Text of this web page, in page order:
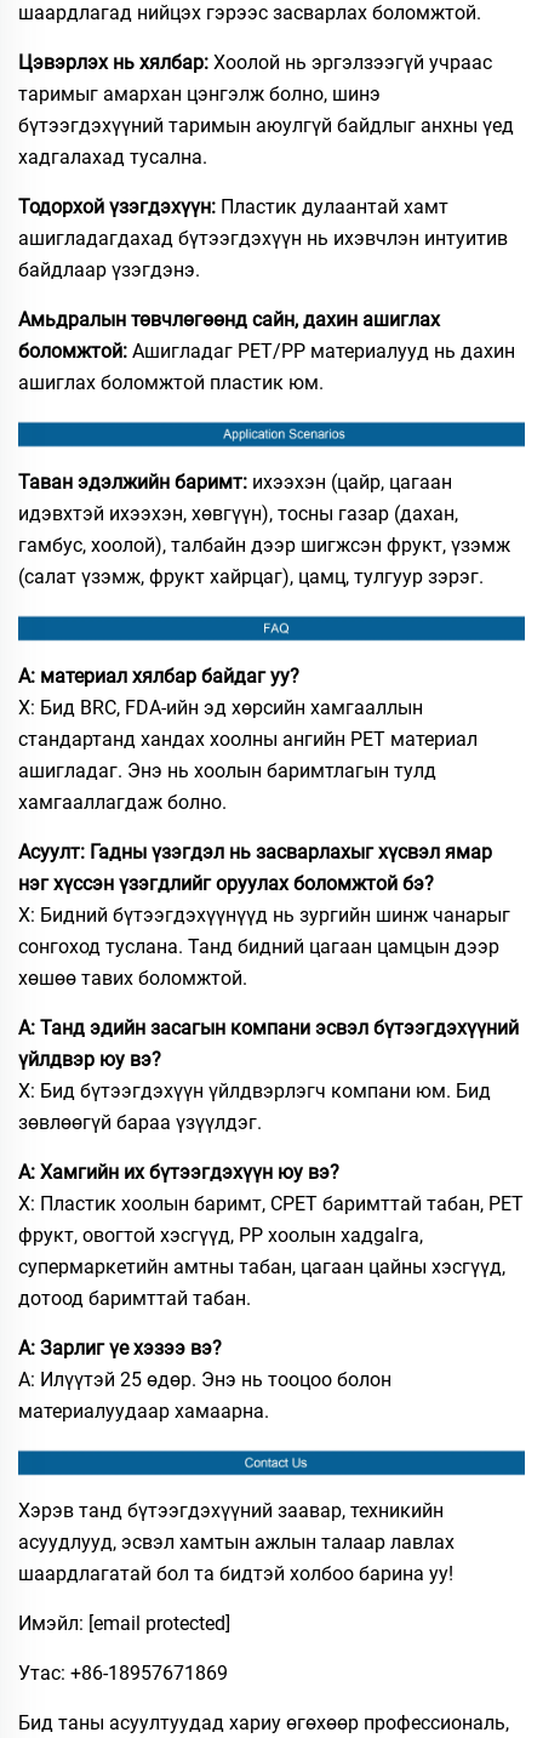
шаардлагад нийцэх гэрээс засварлах боломжтой.
Цэвэрлэх нь хялбар: Хоолой нь эргэлзээгүй учраас
таримыг амархан цэнгэлж болно, шинэ
бүтээгдэхүүний таримын аюулгүй байдлыг анхны үед
хадгалахад тусална.
Тодорхой үзэгдэхүүн: Пластик дулаантай хамт
ашигладагдахад бүтээгдэхүүн нь ихэвчлэн интуитив
байдлаар үзэгдэнэ.
Амьдралын төвчлөгөөнд сайн, дахин ашиглах
боломжтой: Ашигладаг PET/PP материалууд нь дахин
ашиглах боломжтой пластик юм.
Таван эдэлжийн баримт: ихээхэн (цайр, цагаан
идэвхтэй ихээхэн, хөвгүүн), тосны газар (дахан,
гамбус, хоолой), талбайн дээр шигжсэн фрукт, үзэмж
(салат үзэмж, фрукт хайрцаг), цамц, тулгуур зэрэг.
А: материал хялбар байдаг уу?
Х: Бид BRC, FDA-ийн эд хөрсийн хамгааллын
стандартанд хандах хоолны ангийн PET материал
ашигладаг. Энэ нь хоолын баримтлагын тулд
хамгааллагдаж болно.
Асуулт: Гадны үзэгдэл нь засварлахыг хүсвэл ямар
нэг хүссэн үзэгдлийг оруулах боломжтой бэ?
Х: Бидний бүтээгдэхүүнүүд нь зургийн шинж чанарыг
сонгоход туслана. Танд бидний цагаан цамцын дээр
хөшөө тавих боломжтой.
А: Танд эдийн засагын компани эсвэл бүтээгдэхүүний
үйлдвэр юу вэ?
Х: Бид бүтээгдэхүүн үйлдвэрлэгч компани юм. Бид
зөвлөөгүй бараа үзүүлдэг.
А: Хамгийн их бүтээгдэхүүн юу вэ?
Х: Пластик хоолын баримт, CPET баримттай табан, PET
фрукт, овогтой хэсгүүд, PP хоолын хадgalга,
супермаркетийн амтны табан, цагаан цайны хэсгүүд,
дотоод баримттай табан.
А: Зарлиг үе хэзээ вэ?
А: Илүүтэй 25 өдөр. Энэ нь тооцоо болон
материалуудаар хамаарна.
Хэрэв танд бүтээгдэхүүний заавар, техникийн
асуудлууд, эсвэл хамтын ажлын талаар лавлах
шаардлагатай бол та бидтэй холбоо барина уу!
Имэйл: [email protected]
Утас: +86-18957671869
Бид таны асуултуудад хариу өгөхөөр профессиональ,